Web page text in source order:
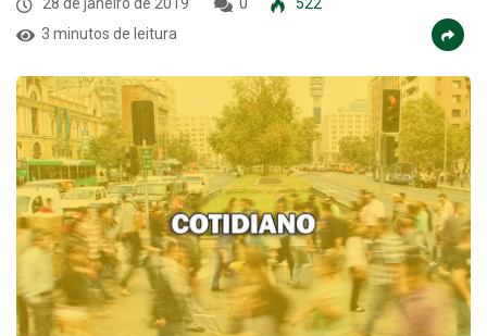
3 minutos de leitura